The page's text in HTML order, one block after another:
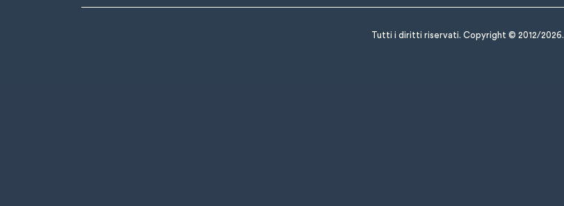
Tutti i diritti riservati. Copyright © 2012/2026.